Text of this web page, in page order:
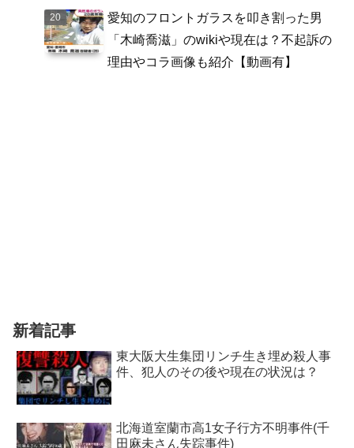
愛知のフロントガラスを叩き割った男
「木崎喬滋」のwikiや現在は？不起訴の
理由やコラ画像も紹介【動画有】
新着記事
東大阪大生集団リンチ生き埋め殺人事
件、犯人のその後や現在の状況は？
北海道室蘭市高1女子行方不明事件(千
田麻未さん失踪事件)